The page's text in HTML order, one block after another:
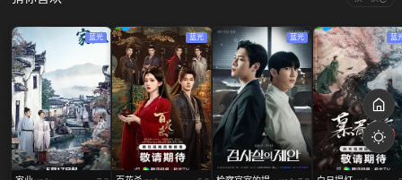
蓝光 蓝光 蓝光 蓝